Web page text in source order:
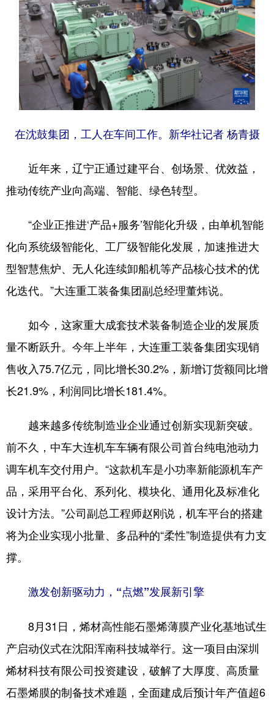
在沈鼓集团，工人在车间工作。新华社记者 杨青摄
近年来，辽宁正通过建平台、创场景、优效益，
推动传统产业向高端、智能、绿色转型。
“企业正推进‘产品+服务’智能化升级，由单机智能
化向系统级智能化、工厂级智能化发展，加速推进大
型智慧焦炉、无人化连续卸船机等产品核心技术的优
化迭代。”大连重工装备集团副总经理董炜说。
如今，这家重大成套技术装备制造企业的发展质
量不断跃升。今年上半年，大连重工装备集团实现销
售收入75.7亿元，同比增长30.2%，新增订货额同比增
长21.9%，利润同比增长181.4%。
越来越多传统制造业企业通过创新实现新突破。
前不久，中车大连机车车辆有限公司首台纯电池动力
调车机车交付用户。“这款机车是小功率新能源机车产
品，采用平台化、系列化、模块化、通用化及标准化
设计方法。”公司副总工程师赵刚说，机车平台的搭建
将为企业实现小批量、多品种的“柔性”制造提供有力支
撑。
激发创新驱动力，“点燃”发展新引擎
8月31日，烯材高性能石墨烯薄膜产业化基地试生
产启动仪式在沈阳浑南科技城举行。这一项目由深圳
烯材科技有限公司投资建设，破解了大厚度、高质量
石墨烯膜的制备技术难题，全面建成后预计年产值超6